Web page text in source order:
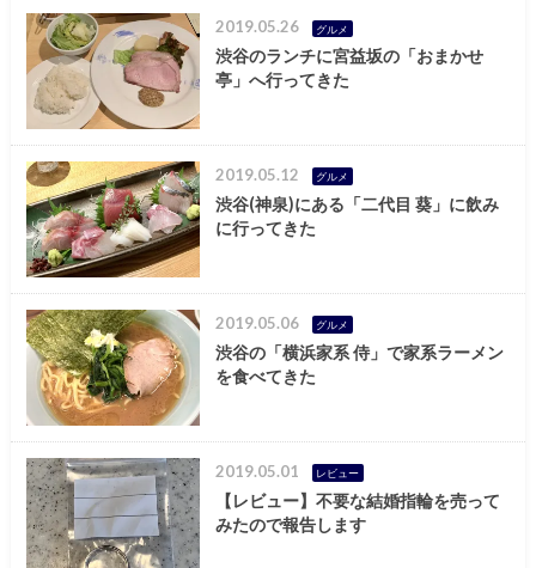
2019.05.26 グルメ
渋谷のランチに宮益坂の「おまかせ
亭」へ行ってきた
2019.05.12 グルメ
渋谷(神泉)にある「二代目 葵」に飲み
に行ってきた
2019.05.06 グルメ
渋谷の「横浜家系 侍」で家系ラーメン
を食べてきた
2019.05.01 レビュー
【レビュー】不要な結婚指輪を売って
みたので報告します